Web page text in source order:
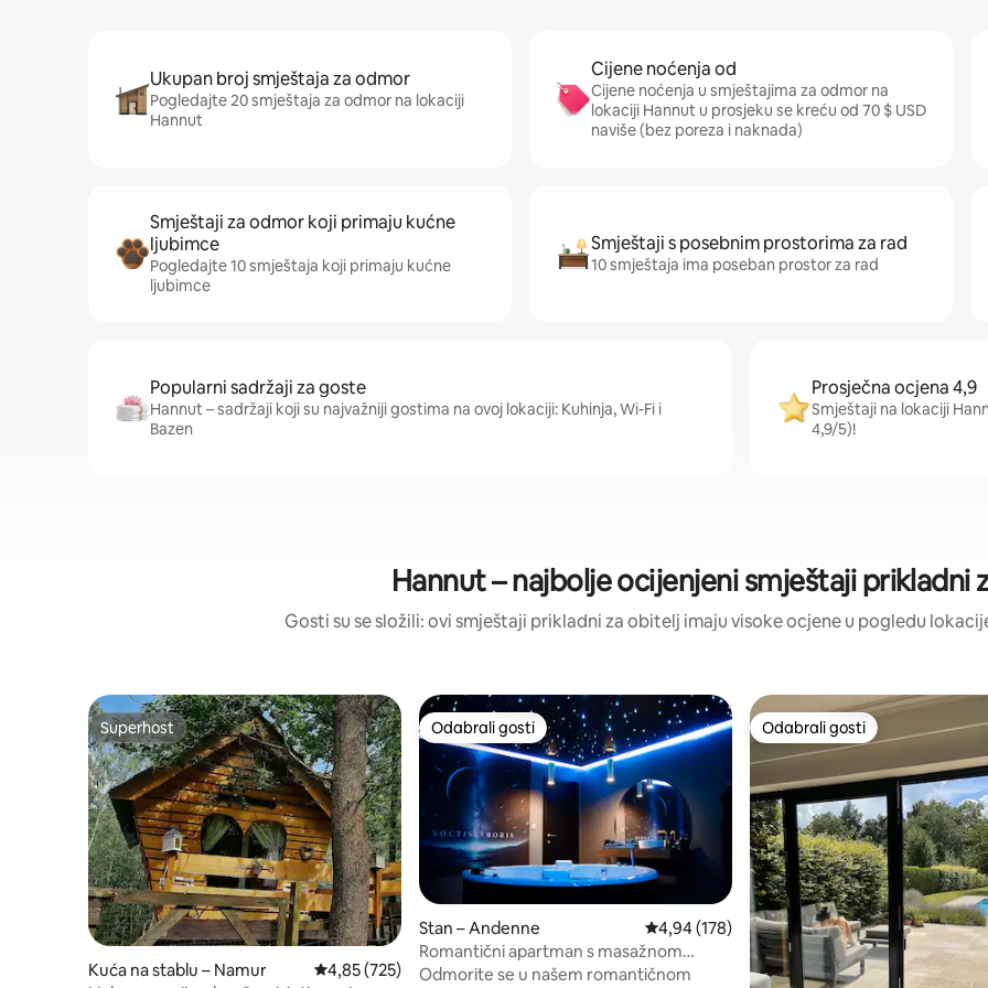
Ukupan broj smještaja za odmor
Pogledajte 20 smještaja za odmor na lokaciji
Hannut
Cijene noćenja od
Cijene noćenja u smještajima za odmor na
lokaciji Hannut u prosjeku se kreću od 70 $ USD
naviše (bez poreza i naknada)
Smještaji za odmor koji primaju kućne
ljubimce
Pogledajte 10 smještaja koji primaju kućne
ljubimce
Smještaji s posebnim prostorima za rad
10 smještaja ima poseban prostor za rad
Popularni sadržaji za goste
Hannut – sadržaji koji su najvažniji gostima na ovoj lokaciji: Kuhinja, Wi-Fi i
Bazen
Prosječna ocjena 4,9
Smještaji na lokaciji
4,9/5)!
Hannut – najbolje ocijenjeni smještaji prikladni
Gosti su se složili: ovi smještaji prikladni za obitelj imaju visoke ocjene u pogledu
Superhost
Superhost
Kuća na stablu – Namur Prosječna ocjena: 4,85/5, recenzija: 725
4,85 (725)
Odabrali gosti
Odabrali gosti
Stan – Andenne Prosječna ocjena: 4,94/5, recenzija: 178
4,94 (178)
Romantični apartman s masažnom
kadom i pogledom na zvjezdano nebo
Odmorite se u našem romantičnom
Odabrali gosti
Odabrali gosti